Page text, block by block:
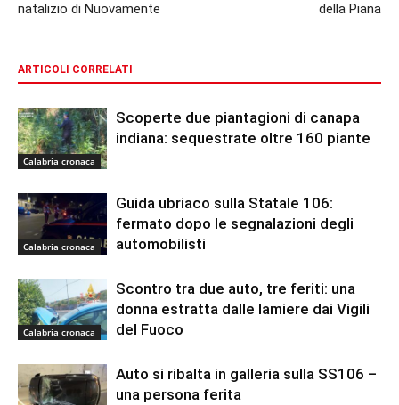
natalizio di Nuovamente
della Piana
ARTICOLI CORRELATI
Calabria cronaca
Scoperte due piantagioni di canapa
indiana: sequestrate oltre 160 piante
Calabria cronaca
Guida ubriaco sulla Statale 106:
fermato dopo le segnalazioni degli
automobilisti
Calabria cronaca
Scontro tra due auto, tre feriti: una
donna estratta dalle lamiere dai Vigili
del Fuoco
Auto si ribalta in galleria sulla SS106 –
una persona ferita